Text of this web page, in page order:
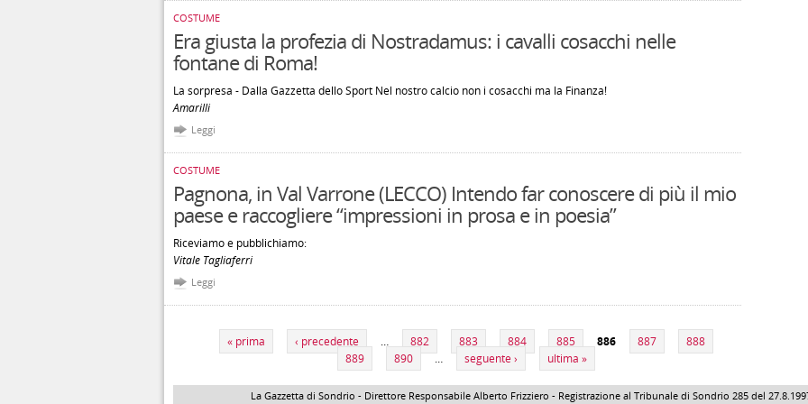
COSTUME
Era giusta la profezia di Nostradamus: i cavalli cosacchi nelle
fontane di Roma!
La sorpresa - Dalla Gazzetta dello Sport Nel nostro calcio non i cosacchi ma la Finanza!
Amarilli
Leggi
COSTUME
Pagnona, in Val Varrone (LECCO) Intendo far conoscere di più il mio
paese e raccogliere “impressioni in prosa e in poesia”
Riceviamo e pubblichiamo:
Vitale Tagliaferri
Leggi
« prima ‹ precedente … 882 883 884 885 886 887
888
889
890 … seguente › ultima »
La Gazzetta di Sondrio - Direttore Responsabile Alberto Frizziero - Registrazione al Tribunale di Sondrio 285 del